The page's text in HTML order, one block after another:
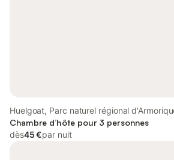
Huelgoat, Parc naturel régional
Chambre d’hôte pour 3 personnes
dès45 €par nuit